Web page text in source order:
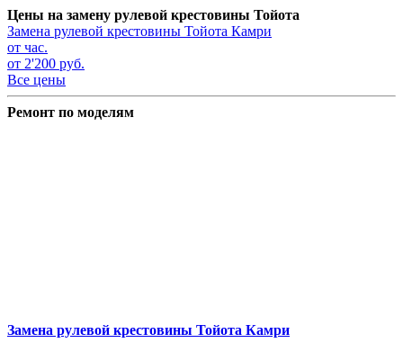
Цены на замену рулевой крестовины Тойота
Замена рулевой крестовины Тойота Камри
от час.
от 2'200 руб.
Все цены
Ремонт по моделям
Замена рулевой крестовины Тойота Камри